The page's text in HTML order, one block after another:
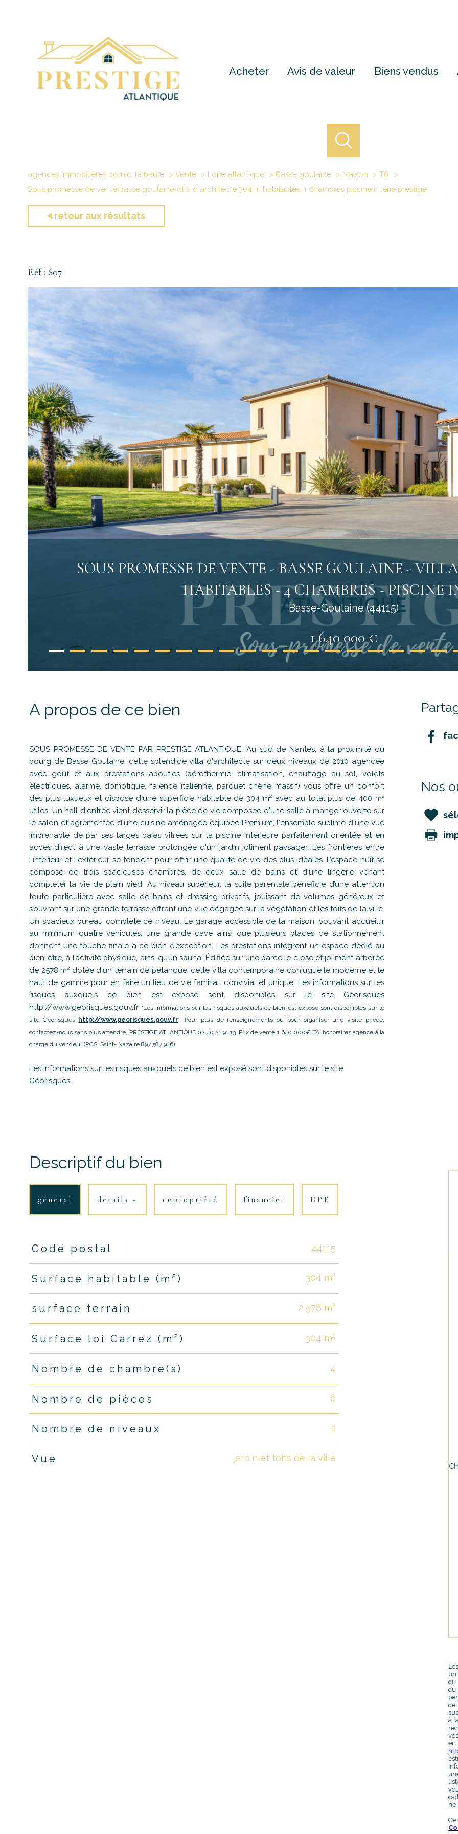
Acheter Avis de valeur Biens vendus
agences immobilières pornic, la baule Vente Loire atlantique Basse goulaine Maison
T6
Sous promesse de vente basse goulaine villa d architecte 304 m habitables 4 chambres piscine interie prestige
retour aux résultats
Réf : 607
SOUS PROMESSE DE VENTE - BASSE GOULAINE -
HABITABLES - 4 CHAMBRES - PISCINE
Basse-Goulaine (44115)
1 640 000 €
A propos de ce bien
SOUS PROMESSE DE VENTE PAR PRESTIGE ATLANTIQUE. Au sud de Nantes, à la proximité du
bourg de Basse Goulaine, cette splendide villa d'architecte sur deux niveaux de 2010 agencée
avec goût et aux prestations abouties (aérothermie, climatisation, chauffage au sol, volets
électriques, alarme, domotique, faïence italienne, parquet chêne massif) vous offre un confort
des plus luxueux et dispose d'une superficie habitable de 304m² avec au total plus de 400 m²
utiles. Un hall d'entrée vient desservir la pièce de vie composée d'une salle à manger ouverte sur
le salon et agrémentée d'une cuisine aménagée équipée Premium, l'ensemble sublimé d'une vue
imprenable de par ses larges baies vitrées sur la piscine intérieure parfaitement orientée et en
accès direct à une vaste terrasse prolongée d'un jardin joliment paysager. Les frontières entre
l'intérieur et l'extérieur se fondent pour offrir une qualité de vie des plus idéales. L’espace nuit se
compose de trois spacieuses chambres, de deux salle de bains et d'une lingerie venant
compléter la vie de plain pied. Au niveau supérieur, la suite parentale bénéficie d’une attention
toute particulière avec salle de bains et dressing privatifs, jouissant de volumes généreux et
s’ouvrant sur une grande terrasse offrant une vue dégagée sur la végétation et les toits de la ville.
Un spacieux bureau complète ce niveau. Le garage accessible de la maison, pouvant accueillir
au minimum quatre véhicules, une grande cave ainsi que plusieurs places de stationnement
donnent une touche finale à ce bien d’exception. Les prestations intègrent un espace dédié au
bien-être, à l’activité physique, ainsi qu’un sauna. Édifiée sur une parcelle close et joliment arborée
de 2578 m² dotée d'un terrain de pétanque, cette villa contemporaine conjugue le moderne et le
haut de gamme pour en faire un lieu de vie familial, convivial et unique. Les informations sur les
risques auxquels ce bien est exposé sont disponibles sur le site Géorisques
http://www.georisques.gouv.fr “Les informations sur les risques auxquels ce bien est exposé sont disponibles sur le
site Géorisques http://www.georisques.gouv.fr”. Pour plus de renseignements ou pour organiser une visite privée,
contactez-nous sans plus attendre, PRESTIGE ATLANTIQUE 02.40.21.91.13. Prix de vente 1 640 000€ FAI honoraires agence à la
charge du vendeur (RCS. Saint- Nazaire 897 587 946).
Les informations sur les risques auxquels ce bien est exposé sont disponibles sur le site
Géorisques
Nos
Descriptif du bien
général détails + copropriété financier DPE
TRAD_PAMPERO_Caracteristique
Code postal 44115
Surface habitable (m²) 304 m²
surface terrain 2 578 m²
Surface loi Carrez (m²) 304 m²
Nombre de chambre(s) 4
Nombre de pièces 6
Nombre de niveaux 2
Vue jardin et toits de la ville
*
un
du
du
de
à
en
ne